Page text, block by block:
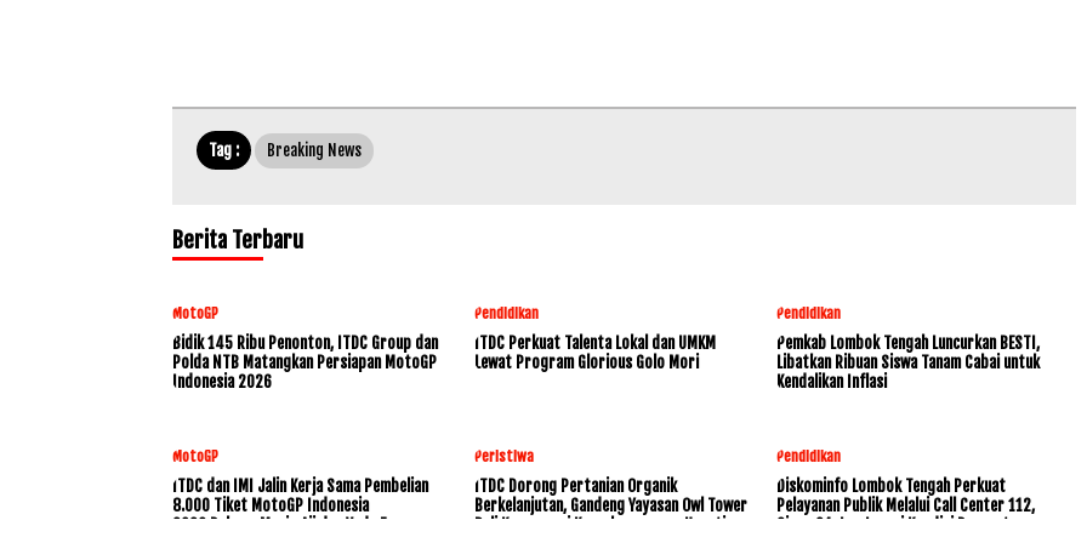
Tag : Breaking News
Berita Terbaru
MotoGP
Bidik 145 Ribu Penonton, ITDC Group dan
Polda NTB Matangkan Persiapan MotoGP
Indonesia 2026
Pendidikan
ITDC Perkuat Talenta Lokal dan UMKM
Lewat Program Glorious Golo Mori
Pendidikan
Pemkab Lombok Tengah Luncurkan BESTI,
Libatkan Ribuan Siswa Tanam Cabai untuk
Kendalikan Inflasi
MotoGP
ITDC dan IMI Jalin Kerja Sama Pembelian
8.000 Tiket MotoGP Indonesia
2026,Dukung Mario Aji dan Veda Ega
Peristiwa
ITDC Dorong Pertanian Organik
Berkelanjutan, Gandeng Yayasan Owl Tower
Bali Konservasi Keanekaragaman Hayati
Pendidikan
Diskominfo Lombok Tengah Perkuat
Pelayanan Publik Melalui Call Center 112,
Siaga 24 Jam Layani Kondisi Darurat